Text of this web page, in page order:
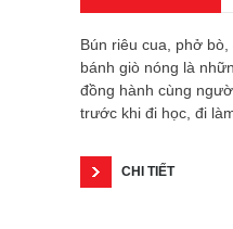
Bún riêu cua, phở
bánh giò nóng là
đồng hành cùng
trước khi đi học, đi
CHI TIẾT